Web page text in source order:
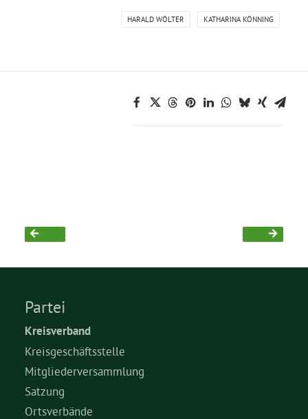
HARALD WÖLTER KATHARINA KÖNNING
Partei
Kreisverband
Kreisgeschäftsstelle
Mitgliederversammlung
Satzung
Ortsverbände